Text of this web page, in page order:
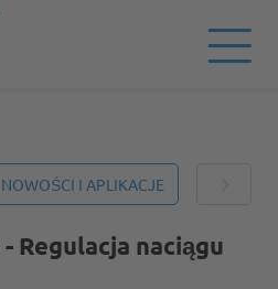
I APLIKACJE
Regulacja naciągu